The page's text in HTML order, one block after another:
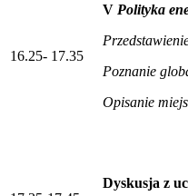
16.25- 17.35
V Polityka
Poznanie
Opisanie
Dyskusja z